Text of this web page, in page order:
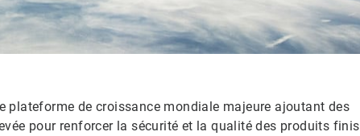
plateforme de croissance mondiale majeure ajoutant des
pour renforcer la sécurité et la qualité des produits finis